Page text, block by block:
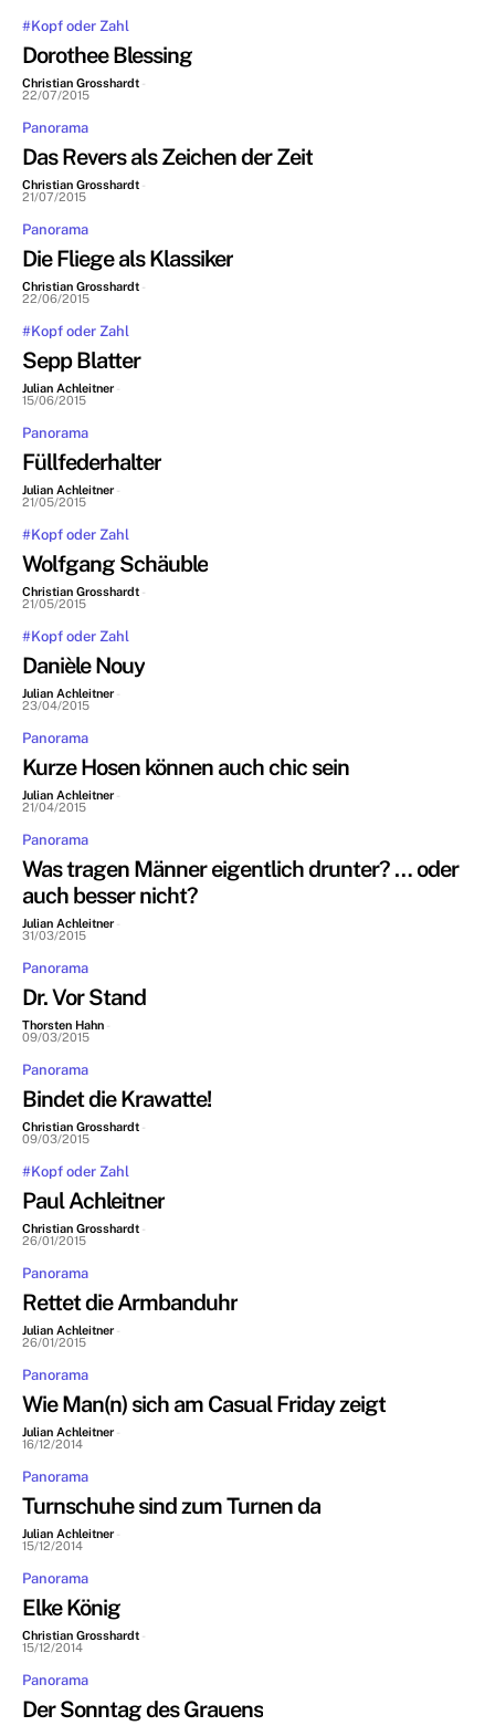
#Kopf oder Zahl
Dorothee Blessing
Christian Grosshardt -
22/07/2015
Panorama
Das Revers als Zeichen der Zeit
Christian Grosshardt -
21/07/2015
Panorama
Die Fliege als Klassiker
Christian Grosshardt -
22/06/2015
#Kopf oder Zahl
Sepp Blatter
Julian Achleitner -
15/06/2015
Panorama
Füllfederhalter
Julian Achleitner -
21/05/2015
#Kopf oder Zahl
Wolfgang Schäuble
Christian Grosshardt -
21/05/2015
#Kopf oder Zahl
Danièle Nouy
Julian Achleitner -
23/04/2015
Panorama
Kurze Hosen können auch chic sein
Julian Achleitner -
21/04/2015
Panorama
Was tragen Männer eigentlich drunter? … oder
auch besser nicht?
Julian Achleitner -
31/03/2015
Panorama
Dr. Vor Stand
Thorsten Hahn -
09/03/2015
Panorama
Bindet die Krawatte!
Christian Grosshardt -
09/03/2015
#Kopf oder Zahl
Paul Achleitner
Christian Grosshardt -
26/01/2015
Panorama
Rettet die Armbanduhr
Julian Achleitner -
26/01/2015
Panorama
Wie Man(n) sich am Casual Friday zeigt
Julian Achleitner -
16/12/2014
Panorama
Turnschuhe sind zum Turnen da
Julian Achleitner -
15/12/2014
Panorama
Elke König
Christian Grosshardt -
15/12/2014
Panorama
Der Sonntag des Grauens